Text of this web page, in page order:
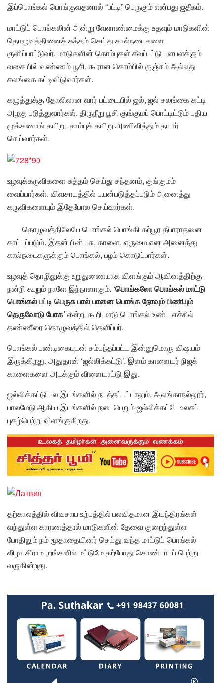
இப்பொங்கல் பொங்குவதனால் “பட்டி” பெருகும் என்பது ஐதீகம்.
மாட்டுப் பொங்கலின் அன்று வேளாண்மைக்கு உதவும் மாடுகளின்
தொழுவத்தினைச் சுத்தம் செய்து கால்நடைகளை
குளிப்பாட்டுவர். மாடுகளின் கொம்புகள் சீவப்பட்டு பளபளக்கும்
வகையில் வண்ணம் பூசி, கூரான கொம்பில் குஞ்சம் அல்லது
சலங்கை கட்டிவிடுவார்கள்.
கழுத்துக்கு தோலிலான வார் பட்டையில் ஜல், ஜல் சலங்கை கட்டி
அழகு படுத்துவார்கள். திருநீறு பூசி குங்குமப் பொட்டிட்டும் புதிய
மூக்கணாங் கயிறு, தாம்புக் கயிறு அணிவித்தும் தயார்
செய்வார்கள்.
உழவுக்கருவிகளை சுத்தம் செய்து சந்தனம், குங்குமம்
வைப்பார்கள். விவசாயத்தில் பயன்படுத்தப்படும் அனைத்து
கருவிகளையும் இதேபோல செய்வார்கள்.
தொழுவத்திலேயே பொங்கல் பொங்கி கற்பூர தீபாராதனை
காட்டப்படும். இதன் பின் பசு, காளை, எருமை என அனைத்து
கால்நடைகளுக்கும் பொங்கல், பழம் கொடுப்பார்கள்.
உழவுத் தொழிலுக்கு உறுதுணையாக விளங்கும் ஆவினத்திற்கு
நன்றி கூறும் நாளே இந்நாளாகும். ‘பொங்கலோ பொங்கல் மாட்டு
பொங்கல் பட்டி பெருக பால் பானை பொங்க நோவும் பிணியும்
தெருவோடு போக’என்று கூறி மாடு பொங்கல் உண்ட எச்சில்
தண்ணீரை தொழுவத்தில் தெளிப்பர்.
பொங்கல் பண்டிகையுடன் சம்பந்தப்பட்ட இன்னுமொரு விஷயம்
இருக்கிறது. அதுதான் ‘ஜல்லிக்கட்டு’. இளம் காளையர் நிஜக்
காளைகளை அடக்கும் விளையாட்டு இது.
ஜல்லிக்கட்டு பல இடங்களில் நடத்தப்பட்டாலும், அலங்காநல்லூர்,
பாலமேடு ஆகிய இடங்களில் நடைபெறும் ஜல்லிக்கட்டே உலகப்
புகழ்பெற்று விளங்குகிறது.
தற்காலத்தில் விவசாய உற்பத்தில் பலவிதமான இயந்திரங்கள்
வந்துள்ள காரணத்தால் மாடுகளின் தேவை குறைந்துள்ள
போதிலும் நம் மூதாதையினர் செய்து வந்த மாட்டுப் பொங்கல்
விழா கிராமபுறங்களில் மட்டுமே தற்போது கொண்டாடப் பெற்று
வருகின்றது.